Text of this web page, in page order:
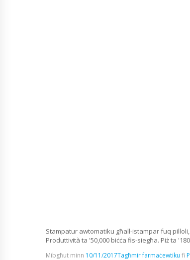
Stampatur awtomatiku għall-istampar fuq
Produttività ta '50,000 biċċa fis-siegħa. Piż ta
Mibgħut minn 10/11/2017Tagħmir farmaċewtiku fi